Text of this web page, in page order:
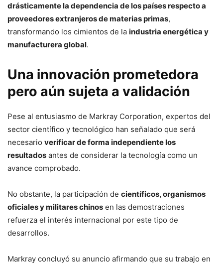
drásticamente la dependencia de los países respecto a
proveedores extranjeros de materias primas,
transformando los cimientos de la industria energética y
manufacturera global.
Una innovación prometedora
pero aún sujeta a validación
Pese al entusiasmo de Markray Corporation, expertos del
sector científico y tecnológico han señalado que será
necesario verificar de forma independiente los
resultados antes de considerar la tecnología como un
avance comprobado.
No obstante, la participación de científicos, organismos
oficiales y militares chinos en las demostraciones
refuerza el interés internacional por este tipo de
desarrollos.
Markray concluyó su anuncio afirmando que su trabajo en